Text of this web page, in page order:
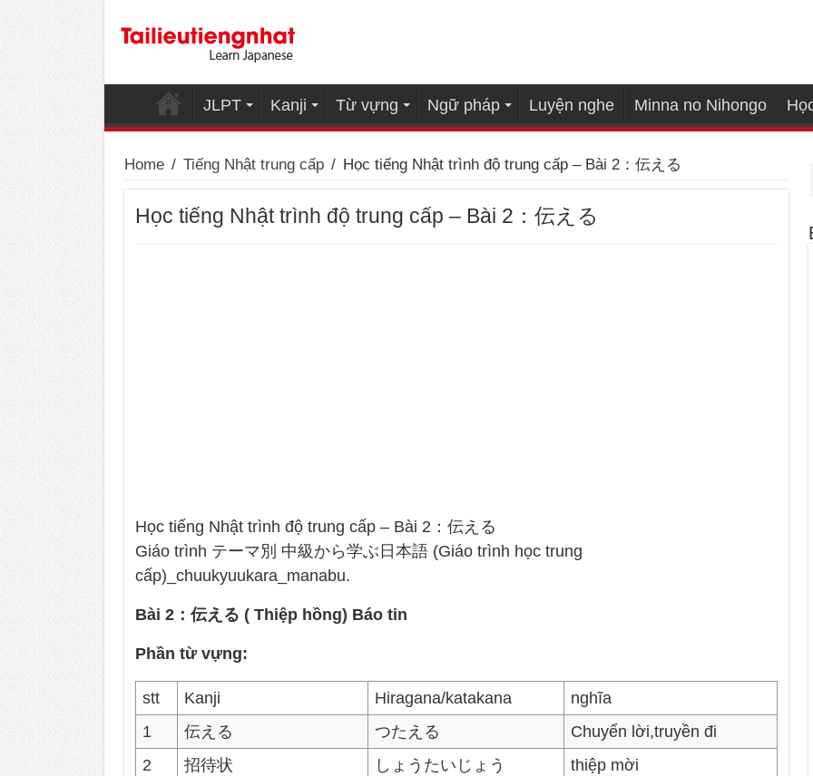
JLPT Kanji Từ vựng Ngữ pháp Luyện nghe Minna no Nihongo
Home / Tiếng Nhật trung cấp / Học tiếng Nhật trình độ trung cấp – Bài 2：伝える
Học tiếng Nhật trình độ trung cấp – Bài 2：伝える
Học tiếng Nhật trình độ trung cấp – Bài 2：伝える
Giáo trình テーマ別 中級から学ぶ日本語 (Giáo trình học trung
cấp)_chuukyuukara_manabu.
Bài 2：伝える ( Thiệp hồng) Báo tin
Phần từ vựng:
stt Kanji Hiragana/katakana
nghĩa
1
伝える つたえる
Chuyển lời,truyền đi
2
招待状 しょうたいじょう
thiệp mời